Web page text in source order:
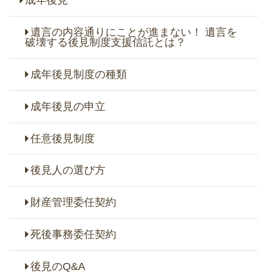
遺言の内容通りにことが進まない！ 遺言を
破壊する後見制度支援信託とは？
成年後見制度の種類
成年後見の申立
任意後見制度
後見人の選び方
財産管理委任契約
死後事務委任契約
後見のQ&A